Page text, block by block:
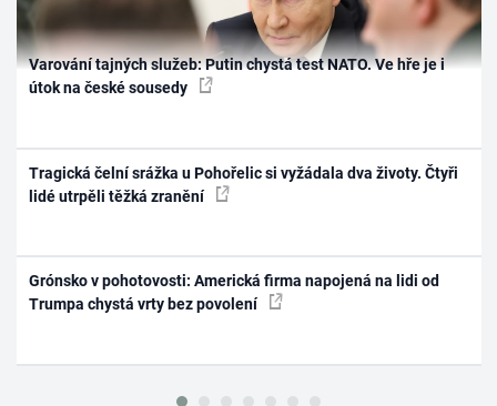
Varování tajných služeb: Putin chystá test NATO. Ve hře je i
útok na české sousedy
Tragická čelní srážka u Pohořelic si vyžádala dva životy. Čtyři
lidé utrpěli těžká zranění
Grónsko v pohotovosti: Americká firma napojená na lidi od
Trumpa chystá vrty bez povolení